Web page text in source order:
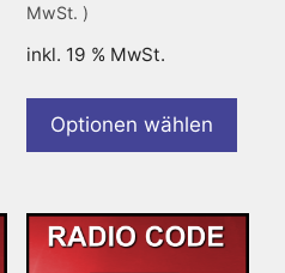
MwSt. )
inkl. 19 % MwSt.
Optionen wählen